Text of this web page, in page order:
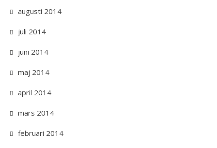
augusti 2014
juli 2014
juni 2014
maj 2014
april 2014
mars 2014
februari 2014